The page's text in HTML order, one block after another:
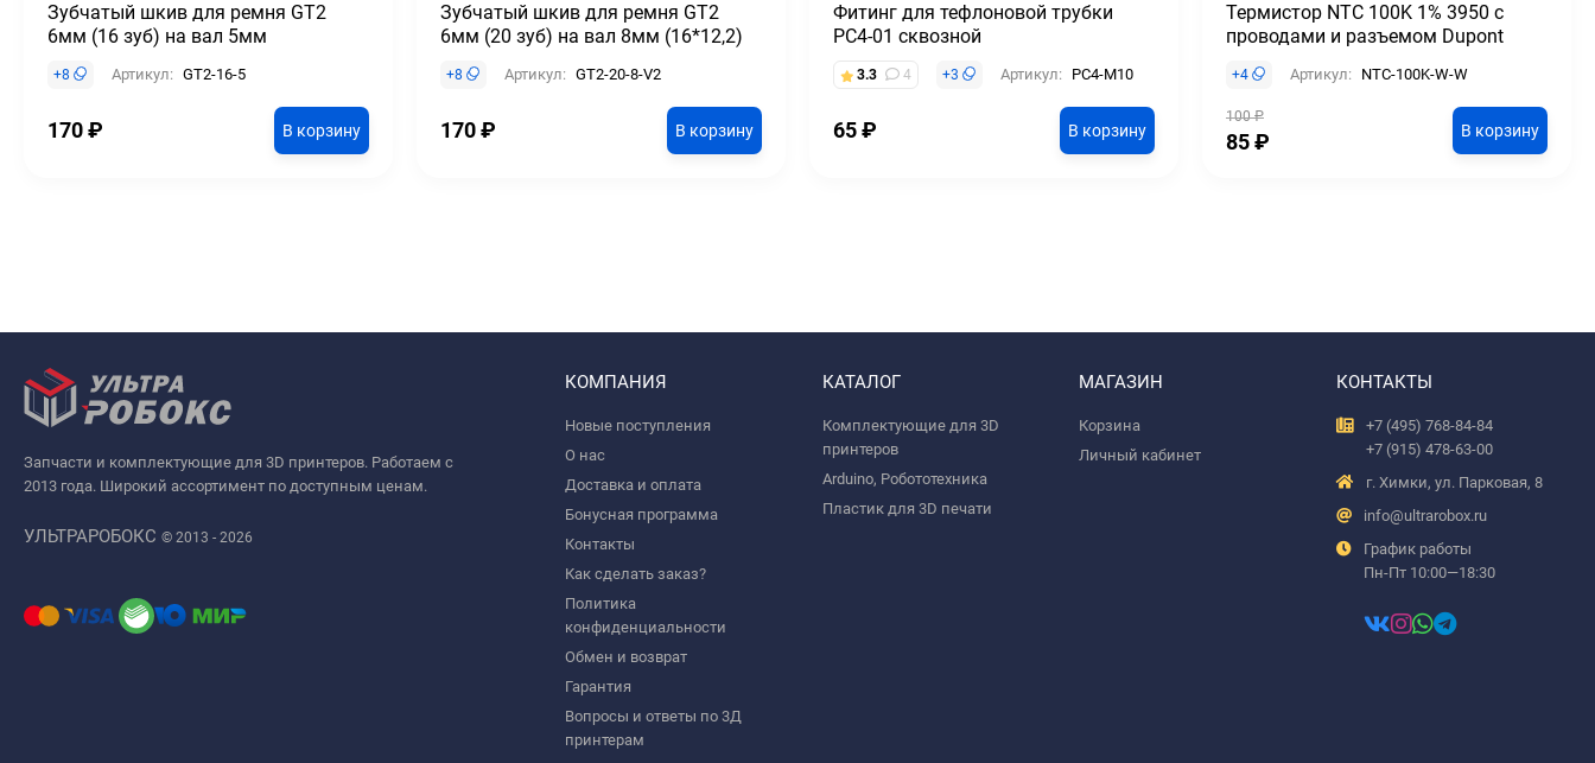
Зубчатый шкив для ремня GT2
6мм (16 зуб) на вал 5мм
+8 Артикул: GT2-16-5
170₽ В корзину
Зубчатый шкив для ремня GT2
6мм (20 зуб) на вал 8мм (16*12,2)
+8 Артикул: GT2-20-8-V2
170₽ В корзину
Фитинг для тефлоновой трубки
PC4-01 сквозной
3.3 4 +3 Артикул: PC4-M10
65₽ В корзину
Термистор NTC 100K 1% 3950 с
проводами и разъемом Dupont
+4 Артикул: NTC-100K-W-W
100₽
85₽ В корзину
Запчасти и комплектующие для 3D принтеров. Работаем с
2013 года. Широкий ассортимент по доступным ценам.
УЛЬТРАРОБОКС © 2013 - 2026
КОМПАНИЯ
Новые поступления
О нас
Доставка и оплата
Бонусная программа
Контакты
Как сделать заказ?
Политика
конфиденциальности
Обмен и возврат
Гарантия
Вопросы и ответы по 3Д
принтерам
КАТАЛОГ
Комплектующие для 3D
принтеров
Arduino, Робототехника
Пластик для 3D печати
МАГАЗИН
Корзина
Личный кабинет
КОНТАКТЫ
+7 (495) 768-84-84
+7 (915) 478-63-00
г. Химки, ул. Парковая, 8
info@ultrarobox.ru
График работы
Пн-Пт 10:00—18:30